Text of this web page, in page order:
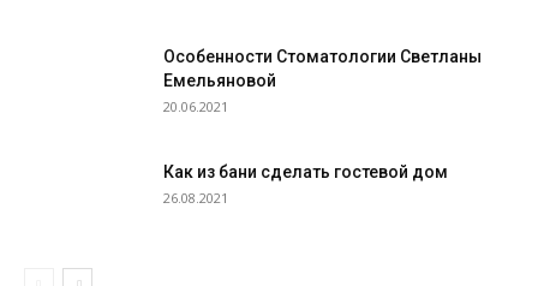
Особенности Стоматологии Светланы
Емельяновой
20.06.2021
Как из бани сделать гостевой дом
26.08.2021